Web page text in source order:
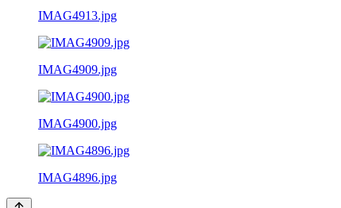
IMAG4913.jpg
IMAG4909.jpg
IMAG4900.jpg
IMAG4896.jpg